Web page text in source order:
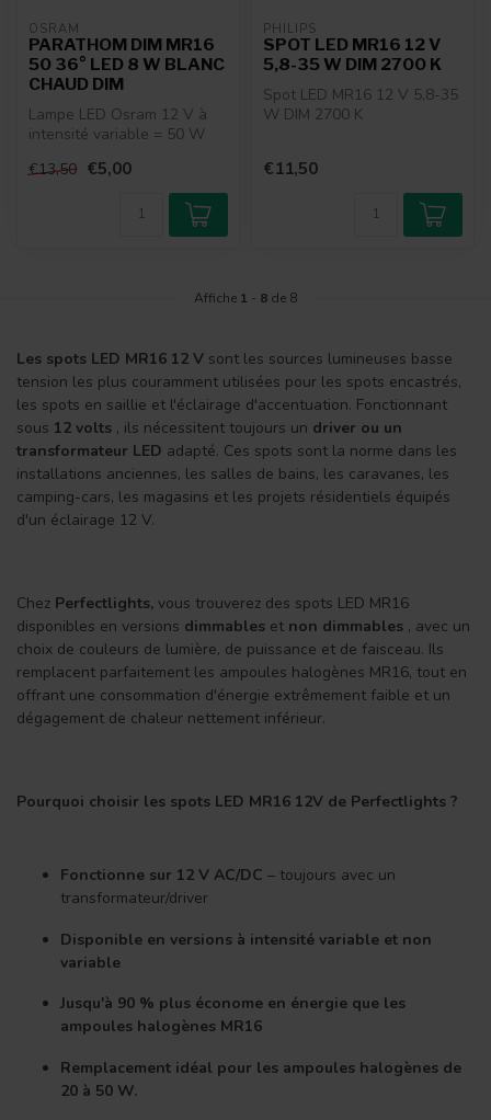
OSRAM
PARATHOM DIM MR16
50 36° LED 8 W BLANC
CHAUD DIM
Lampe LED Osram 12 V à
intensité variable = 50 W
€13,50 €5,00
PHILIPS
SPOT LED MR16 12 V
5,8-35 W DIM 2700 K
Spot LED MR16 12 V 5,8-35
W DIM 2700 K
€11,50
Affiche 1 - 8 de 8
Les spots LED MR16 12 V sont les sources lumineuses basse
tension les plus couramment utilisées pour les spots encastrés,
les spots en saillie et l'éclairage d'accentuation. Fonctionnant
sous 12 volts , ils nécessitent toujours un driver ou un
transformateur LED adapté. Ces spots sont la norme dans les
installations anciennes, les salles de bains, les caravanes, les
camping-cars, les magasins et les projets résidentiels équipés
d'un éclairage 12 V.
Chez Perfectlights, vous trouverez des spots LED MR16
disponibles en versions dimmables et non dimmables , avec un
choix de couleurs de lumière, de puissance et de faisceau. Ils
remplacent parfaitement les ampoules halogènes MR16, tout en
offrant une consommation d'énergie extrêmement faible et un
dégagement de chaleur nettement inférieur.
Pourquoi choisir les spots LED MR16 12V de Perfectlights ?
Fonctionne sur 12 V AC/DC – toujours avec un
transformateur/driver
Disponible en versions à intensité variable et non
variable
Jusqu'à 90 % plus économe en énergie que les
ampoules halogènes MR16
Remplacement idéal pour les ampoules halogènes de
20 à 50 W.